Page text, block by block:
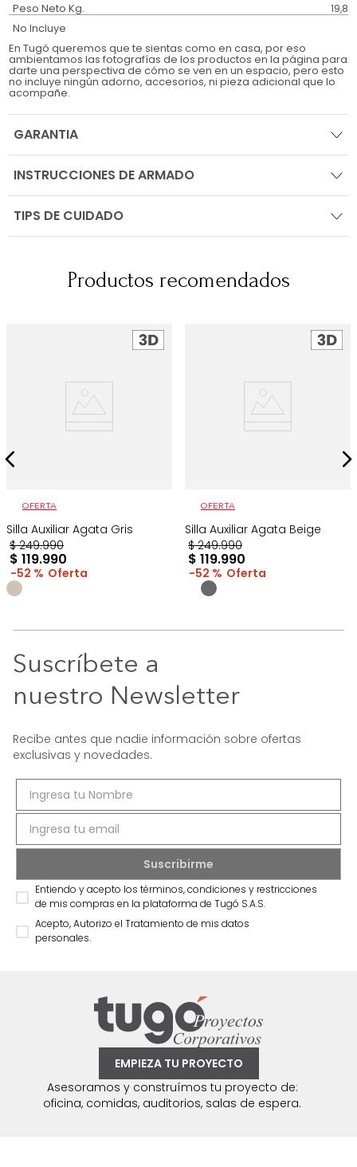
Peso Neto Kg. 19,8
No Incluye
En Tugó queremos que te sientas como en casa, por eso
ambientamos las fotografías de los productos en la página para
darte una perspectiva de cómo se ven en un espacio, pero esto
no incluye ningún adorno, accesorios, ni pieza adicional que lo
acompañe.
GARANTIA
INSTRUCCIONES DE ARMADO
TIPS DE CUIDADO
Productos recomendados
OFERTA
Silla Auxiliar Agata Gris
$ 249.990
$ 119.990
52 %
OFERTA
Silla Auxiliar Agata Beige
$ 249.990
$ 119.990
52 %
Suscríbete a
nuestro Newsletter
Recibe antes que nadie información sobre ofertas
exclusivas y novedades.
Entiendo y acepto los términos, condiciones y restricciones
de mis compras en la plataforma de Tugó S.A.S.
Acepto, Autorizo el Tratamiento de mis datos
personales.
EMPIEZA TU PROYECTO
Asesoramos y construímos tu proyecto de:
oficina, comidas, auditorios, salas de espera.